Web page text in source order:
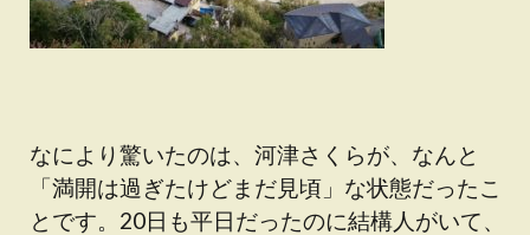
なにより驚いたのは、河津さくらが、なんと
「満開は過ぎたけどまだ見頃」な状態だったこ
とです。20日も平日だったのに結構人がいて、